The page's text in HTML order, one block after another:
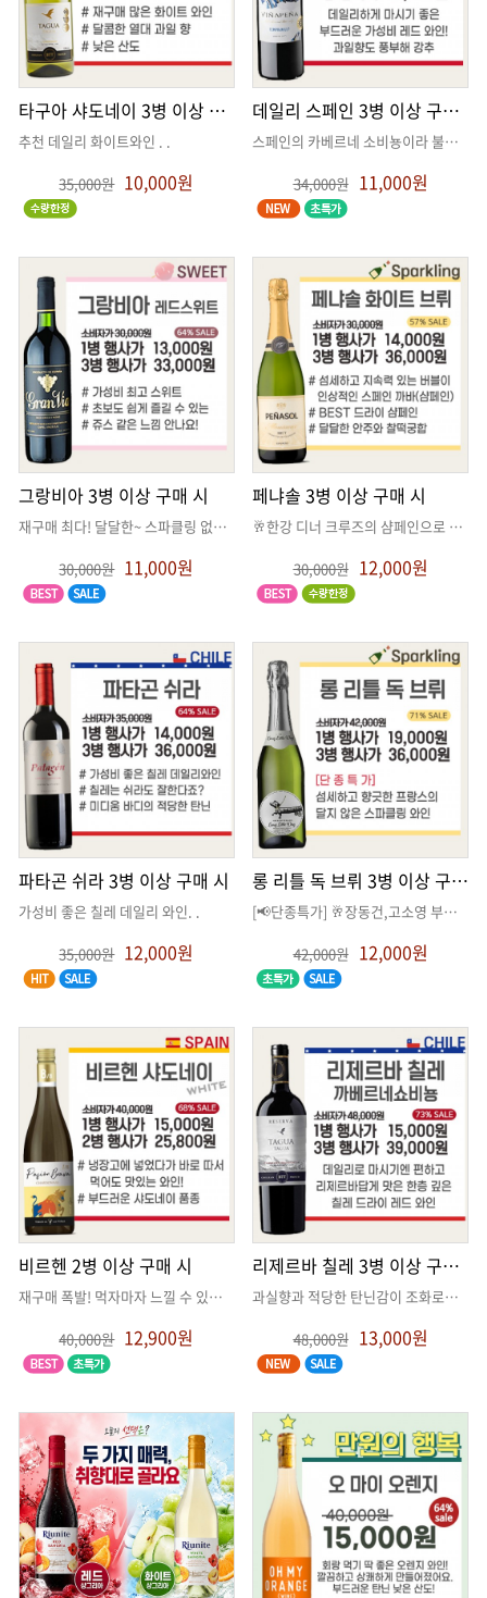
타구아 샤도네이 3병 이상 구매 시
추천 데일리 화이트와인 . .
35,000원 10,000원
데일리 스페인 3병 이상 구매 시
스페인의 카베르네 소비뇽이라 불리는 템프라니오의 매력
34,000원 11,000원
그랑비아 3병 이상 구매 시
재구매 최다! 달달한~ 스파클링 없는 레드 와인 #스위트와인 #스위트레드 . .
30,000원 11,000원
페냐솔 3병 이상 구매 시
🥂한강 디너 크루즈의 샴페인으로 사용되는 스페인의 까바-
30,000원 12,000원
파타곤 쉬라 3병 이상 구매 시
가성비 좋은 칠레 데일리 와인. .
35,000원 12,000원
롱 리틀 독 브뤼 3병 이상 구매 시
[📢단종특가] 🥂장동건,고소영 부부 pick
42,000원 12,000원
비르헨 2병 이상 구매 시
재구매 폭발! 먹자마자 느낄 수 있는 가격대비 퀄리티 . .
40,000원 12,900원
리제르바 칠레 3병 이상 구매 시
과실향과 적당한 탄닌감이 조화로운 편안한 와인
48,000원 13,000원